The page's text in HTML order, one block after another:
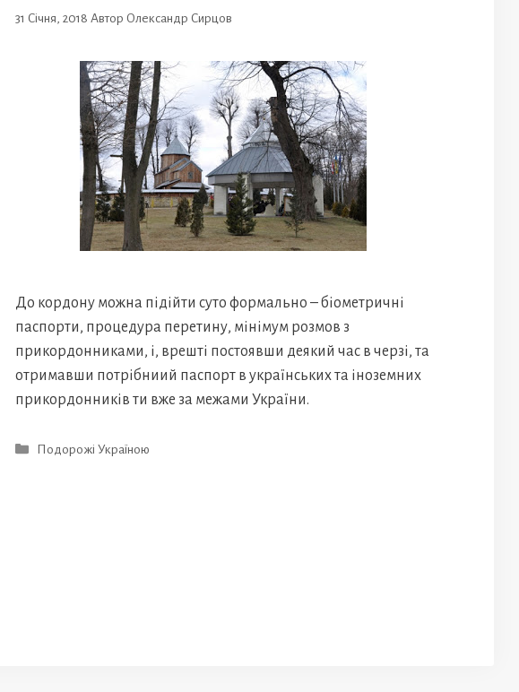
31 Січня, 2018 Автор Олександр Сирцов
До кордону можна підійти суто формально – біометричні
паспорти, процедура перетину, мінімум розмов з
прикордонниками, і, врешті постоявши деякий час в черзі, та
отримавши потрібниий паспорт в українських та іноземних
прикордонників ти вже за межами України.
Категорії
Подорожі Україною